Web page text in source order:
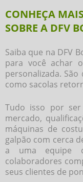
CONHEÇA
SOBRE A DFV
Saiba que na DFV
para você achar
personalizada. São
como sacolas
Tudo isso por
mercado,
máquinas de
galpão com cerca
a uma equipe
colaboradores
seus clientes de